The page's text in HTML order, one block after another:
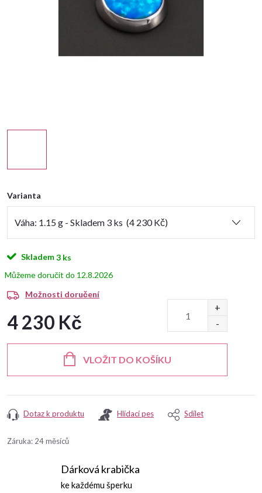
Varianta
Skladem3 ks
12.8.2026
Možnosti doručení
4 230 Kč
VLOŽIT DO KOŠÍKU
Dotaz k produktu Hlídací pes Sdílet
Záruka: 24 měsíců
Dárková krabička
ke každému šperku